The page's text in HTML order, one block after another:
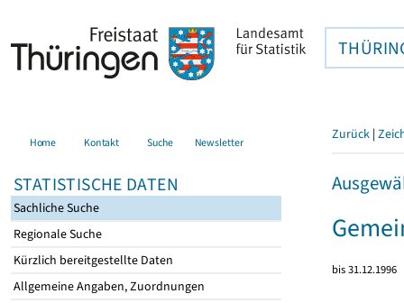
Home Kontakt Suche Newsletter
STATISTISCHE DATEN
Sachliche Suche
Regionale Suche
Kürzlich bereitgestellte Daten
Allgemeine Angaben, Zuordnungen
Zurück |
bis 31.12.1996